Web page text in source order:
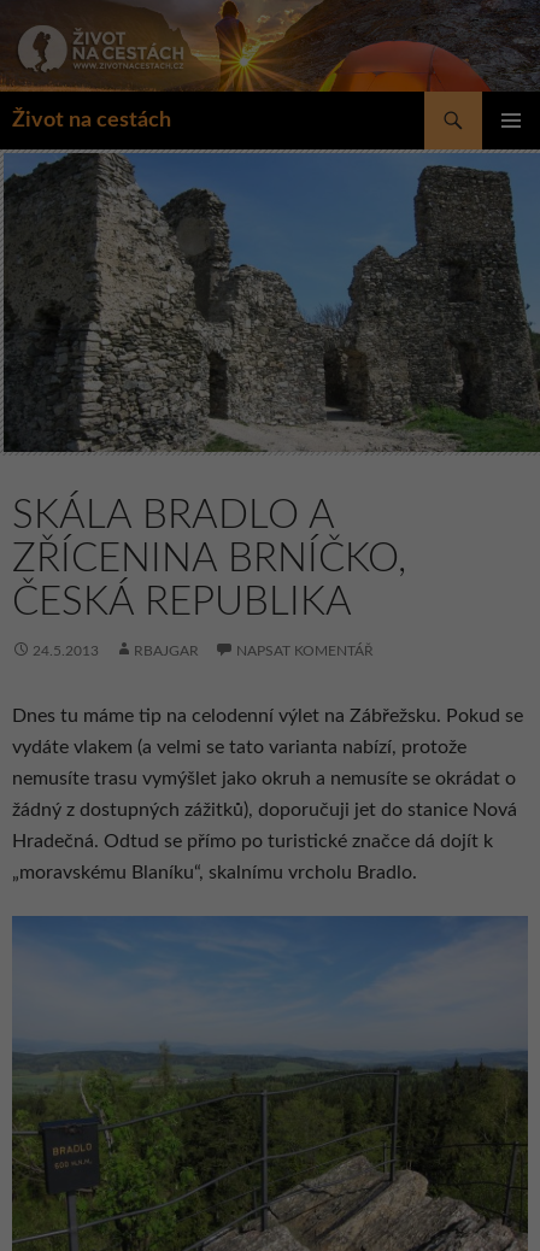
obsahu
Život na cestách
Hledat
MENU
SKÁLA BRADLO A
ZŘÍCENINA BRNÍČKO,
ČESKÁ REPUBLIKA
24.5.2013 RBAJGAR NAPSAT KOMENTÁŘ
Dnes tu máme tip na celodenní výlet na Zábřežsku. Pokud se
vydáte vlakem (a velmi se tato varianta nabízí, protože
nemusíte trasu vymýšlet jako okruh a nemusíte se okrádat o
žádný z dostupných zážitků), doporučuji jet do stanice Nová
Hradečná. Odtud se přímo po turistické značce dá dojít k
„moravskému Blaníku“, skalnímu vrcholu Bradlo.